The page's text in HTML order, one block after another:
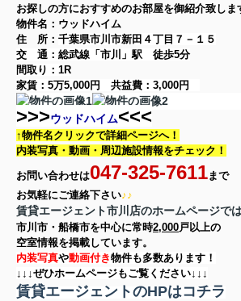
お探しの方におすすめのお部屋を御紹介致しま
物件名：ウッドハイム
住 所： 千葉県市川市新田４丁目７－１５
交 通：総武線「市川」駅 徒歩5分
間取り： 1R
家賃： 5万5,000円 共益費： 3,000円
>>>ウッドハイム<<<
↑物件名クリックで詳細ページへ！
内装写真・動画・ 周辺施設情報をチェック！
お問い合わせは047-325-7611まで
お気軽にご連絡下さい♪♪
賃貸エージェント市川店のホームページで
市川市・船橋市を中心に常時2,000戸以上の
空室情報を掲載しています。
内装写真や動画付き物件も多数あります！
↓↓↓ぜひホームページもご覧ください↓↓↓
賃貸エージェントのHPはコチラ